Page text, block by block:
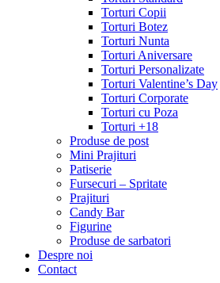
Torturi Copii
Torturi Botez
Torturi Nunta
Torturi Aniversare
Torturi Personalizate
Torturi Valentine’s Day
Torturi Corporate
Torturi cu Poza
Torturi +18
Produse de post
Mini Prajituri
Patiserie
Fursecuri – Spritate
Prajituri
Candy Bar
Figurine
Produse de sarbatori
Despre noi
Contact